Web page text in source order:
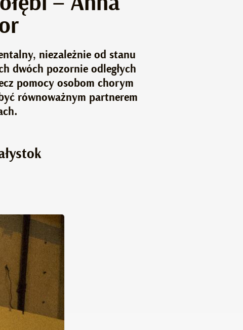
niezależnie od stanu
dwóch pozornie odległych
pomocy osobom chorym
równoważnym partnerem